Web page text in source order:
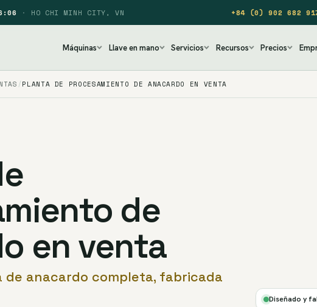
· HO CHI MINH CITY, VN +84 (0) 902 682
Máquinas Llave en mano Servicios Recursos Precios
PLANTA DE PROCESAMIENTO DE ANACARDO EN VENTA
de
en venta
de anacardo completa, fabricada
Diseñado y